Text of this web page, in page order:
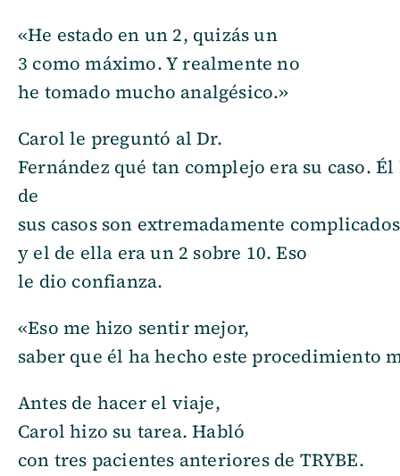
«He estado en un 2, quizás un
3 como máximo. Y realmente no
he tomado mucho analgésico.»
Carol le preguntó al Dr.
Fernández qué tan complejo era su caso.
de
sus casos son extremadamente
y el de ella era un 2 sobre 10. Eso
le dio confianza.
«Eso me hizo sentir mejor,
saber que él ha hecho este procedimiento
Antes de hacer el viaje,
Carol hizo su tarea. Habló
con tres pacientes anteriores de TRYBE.